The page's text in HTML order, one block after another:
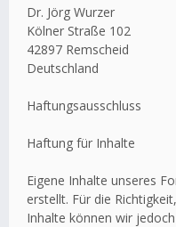
Dr. Jörg Wurzer
Kölner Straße 102
42897 Remscheid
Deutschland
Haftungsausschluss
Haftung für Inhalte
Eigene Inhalte unseres
erstellt. Für die
Inhalte können wir